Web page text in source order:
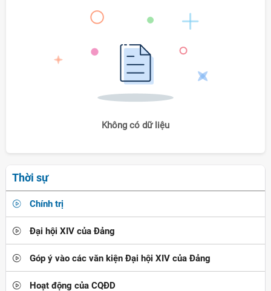
Không có dữ liệu
Thời sự
Chính trị
Đại hội XIV của Đảng
Góp ý vào các văn kiện Đại hội XIV của Đảng
Hoạt động của CQĐD